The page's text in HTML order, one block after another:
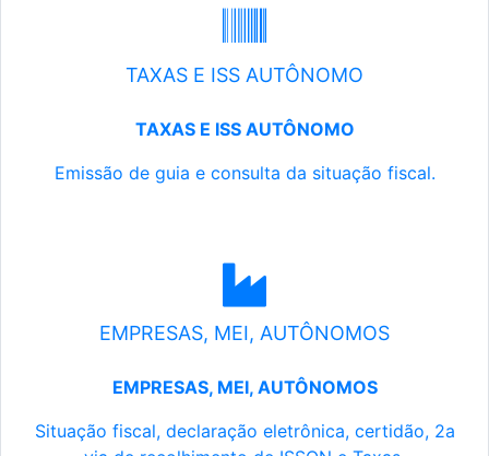
TAXAS E ISS AUTÔNOMO
TAXAS E ISS AUTÔNOMO
Emissão de guia e consulta da situação fiscal.
EMPRESAS, MEI, AUTÔNOMOS
EMPRESAS, MEI, AUTÔNOMOS
Situação fiscal, declaração eletrônica, certidão, 2a